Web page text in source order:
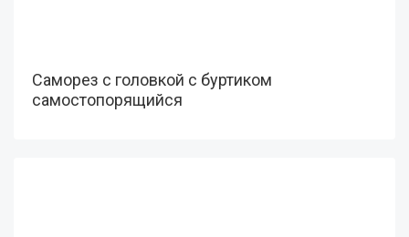
Саморез с головкой с буртиком
самостопорящийся